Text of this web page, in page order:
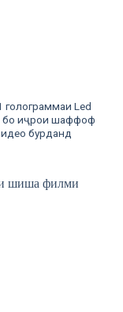
голограммаи Led
бо иҷрои шаффоф
бурданд